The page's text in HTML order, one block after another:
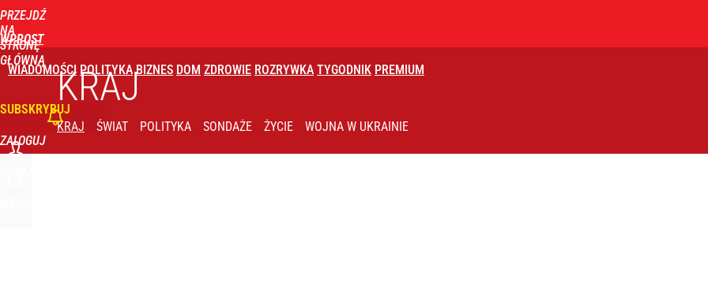
PRZEJDŹ
NA
STRONĘ
GŁÓWNĄ
WPROST
WIADOMOŚCI POLITYKA BIZNES DOM ZDROWIE ROZRYWKA TYGODNIK PREMIUM
SUBSKRYBUJ
ZALOGUJ
KRAJ
KRAJ ŚWIAT POLITYKA SONDAŻE ŻYCIE WOJNA W UKRAINIE